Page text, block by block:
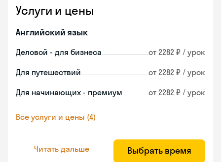
Услуги и цены
Английский язык
Деловой - для бизнеса от 2282 ₽ / урок
Для путешествий от 2282 ₽ / урок
Для начинающих - премиум от 2282 ₽ / урок
Все услуги и цены (4)
Читать дальше Выбрать время